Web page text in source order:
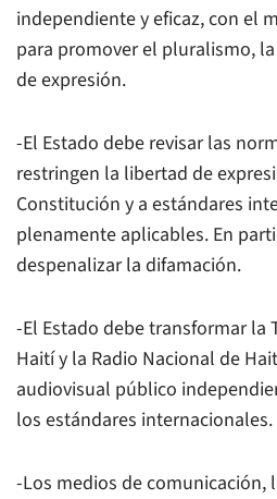
independiente y eficaz, con el
para promover el pluralismo,
de expresión.
-El Estado debe revisar las
restringen la libertad de
Constitución y a estándares
plenamente aplicables. En
despenalizar la difamación.
-El Estado debe transformar la
Haití y la Radio Nacional de
audiovisual público
los estándares internacionales.
-Los medios de comunicación,